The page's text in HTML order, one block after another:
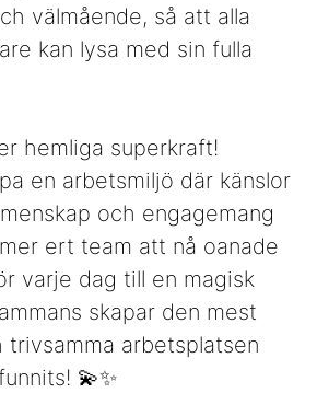
välmående, så att alla
kan lysa med sin fulla
hemliga superkraft!
en arbetsmiljö där känslor
och engagemang
ert team att nå oanade
varje dag till en magisk
skapar den mest
arbetsplatsen
💫✨